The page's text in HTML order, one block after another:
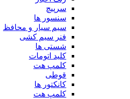
سرپیچ
سنسور ها
سیم سیار و محافظ
فنر سیم کشی
شستی ها
کلید اتومات
کلمپ هت
قوطی
کانکتور ها
کلمپ هت